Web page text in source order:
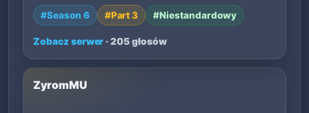
#Season 6 #Part 3 #Niestandardowy
Zobacz serwer · 205 głosów
ZyromMU